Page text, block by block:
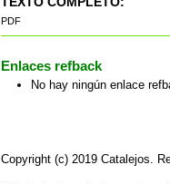
PDF
Enlaces refback
No hay ningún enlace
Copyright (c) 2019 Catalejos.